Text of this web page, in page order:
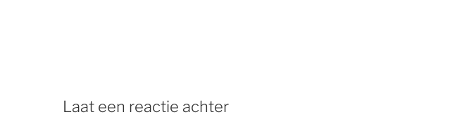
Laat een reactie achter